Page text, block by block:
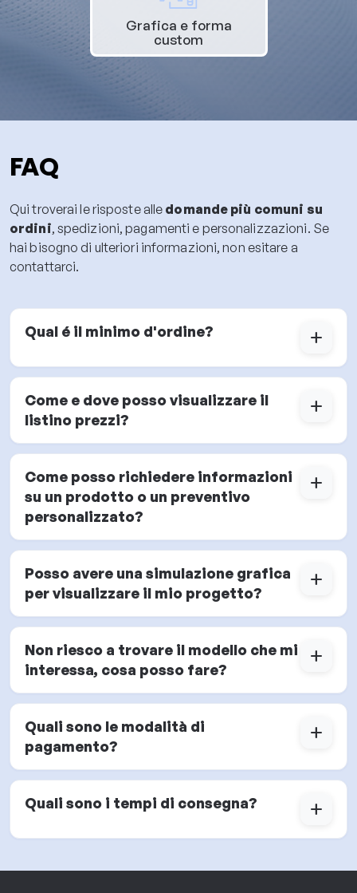
Grafica e forma
custom
FAQ
Qui troverai le risposte alle domande più comuni su
ordini, spedizioni, pagamenti e personalizzazioni. Se
hai bisogno di ulteriori informazioni, non esitare a
contattarci.
Qual é il minimo d'ordine? add
Come e dove posso visualizzare il
listino prezzi?
add
Come posso richiedere informazioni
su un prodotto o un preventivo
personalizzato?
add
Posso avere una simulazione grafica
per visualizzare il mio progetto?
add
Non riesco a trovare il modello che mi
interessa, cosa posso fare?
add
Quali sono le modalità di
pagamento?
add
Quali sono i tempi di consegna? add